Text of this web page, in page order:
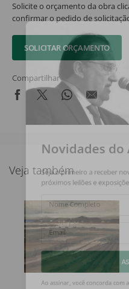
Solicite o orçamento da obra
confirmar o pedido de
SOLICITAR ORÇAMENTO
Compartilhar
Veja também
Novidades do
Seja o primeiro a receber
próximos leilões e
Nome Completo
Email